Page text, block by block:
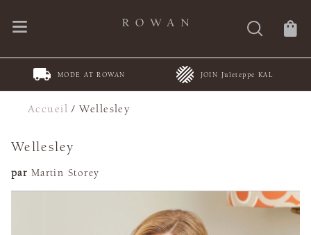
MODE AT ROWAN JOIN Juleteppe KAL
Accueil /Wellesley
Wellesley
par Martin Storey